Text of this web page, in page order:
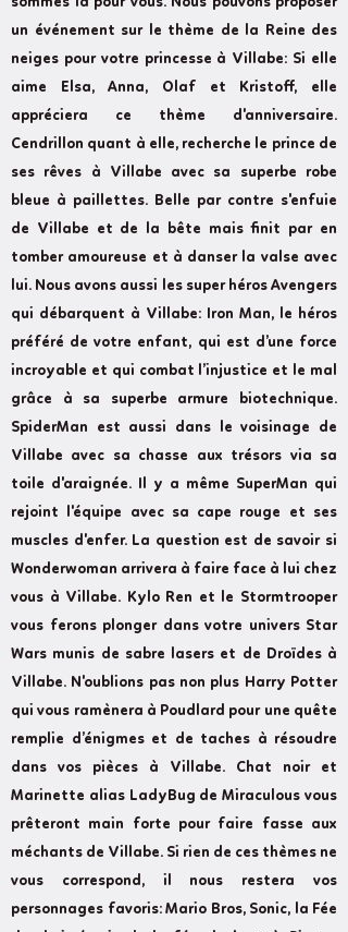
un événement sur le thème de la Reine des
neiges pour votre princesse à Villabe: Si elle
aime Elsa, Anna, Olaf et Kristoff, elle
appréciera ce thème d'anniversaire.
Cendrillon quant à elle, recherche le prince de
ses rêves à Villabe avec sa superbe robe
bleue à paillettes. Belle par contre s'enfuie
de Villabe et de la bête mais finit par en
tomber amoureuse et à danser la valse avec
lui. Nous avons aussi les super héros Avengers
qui débarquent à Villabe: Iron Man, le héros
préféré de votre enfant, qui est d’une force
incroyable et qui combat l’injustice et le mal
grâce à sa superbe armure biotechnique.
SpiderMan est aussi dans le voisinage de
Villabe avec sa chasse aux trésors via sa
toile d'araignée. Il y a même SuperMan qui
rejoint l'équipe avec sa cape rouge et ses
muscles d'enfer. La question est de savoir si
Wonderwoman arrivera à faire face à lui chez
vous à Villabe. Kylo Ren et le Stormtrooper
vous ferons plonger dans votre univers Star
Wars munis de sabre lasers et de Droïdes à
Villabe. N'oublions pas non plus Harry Potter
qui vous ramènera à Poudlard pour une quête
remplie d’énigmes et de taches à résoudre
dans vos pièces à Villabe. Chat noir et
Marinette alias LadyBug de Miraculous vous
prêteront main forte pour faire fasse aux
méchants de Villabe. Si rien de ces thèmes ne
vous correspond, il nous restera vos
personnages favoris: Mario Bros, Sonic, la Fée